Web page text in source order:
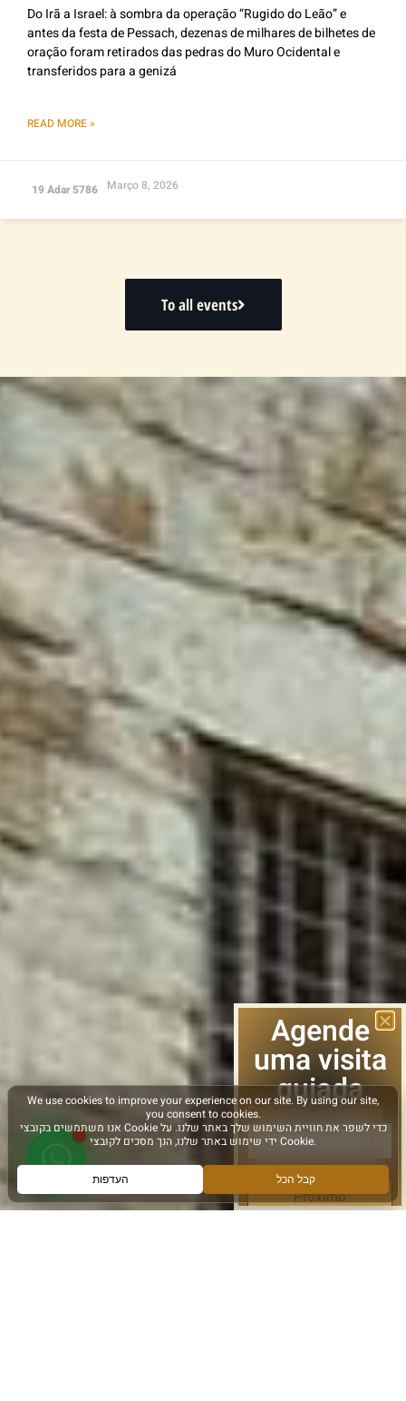
Do Irã a Israel: à sombra da operação “Rugido do Leão” e
antes da festa de Pessach, dezenas de milhares de bilhetes de
oração foram retirados das pedras do Muro Ocidental e
transferidos para a genizá
READ MORE »
19 Adar 5786 Março 8, 2026
To all events
Agende
uma visita
guiada
Data de chegada
Próximo